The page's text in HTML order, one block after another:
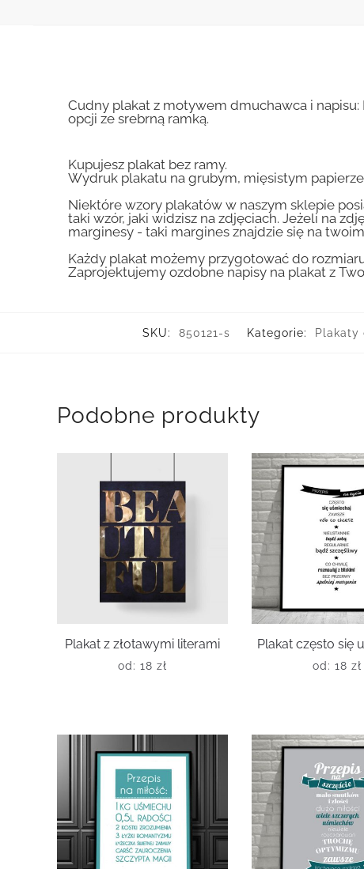
Cudny plakat z motywem dmuchawca i
opcji ze srebrną ramką.
Kupujesz plakat bez ramy.
Wydruk plakatu na grubym, mięsistym
Niektóre wzory plakatów w naszym sklepie
taki wzór, jaki widzisz na zdjęciach. Jeżeli na
marginesy - taki margines znajdzie się na
Każdy plakat możemy przygotować do
Zaprojektujemy ozdobne napisy na plakat z
SKU: 850121-s Kategorie: Plakaty
Podobne produkty
Plakat z złotawymi literami
od: 18 zł
Plakat często się
od: 18 zł